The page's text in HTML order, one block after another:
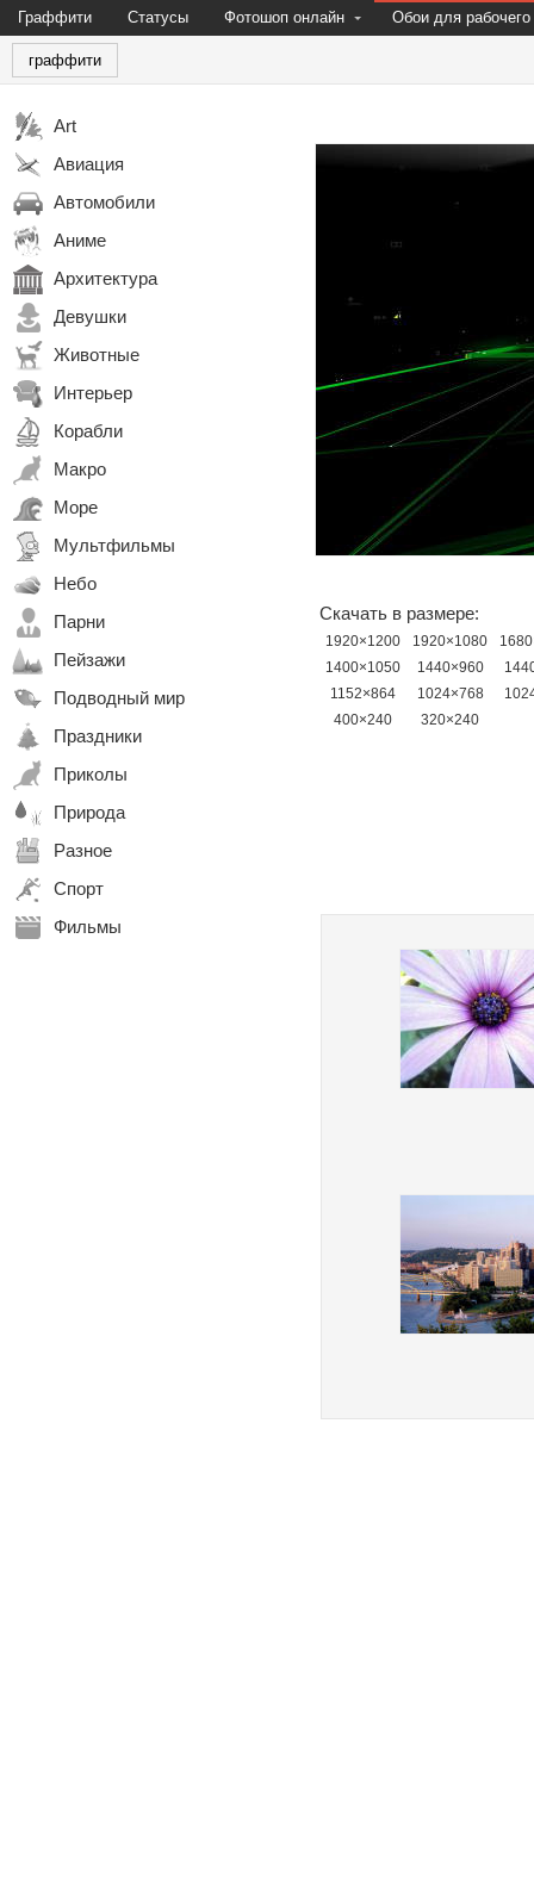
Граффити Статусы Фотошоп онлайн Обои для рабочего
граффити
Art
Авиация
Автомобили
Аниме
Архитектура
Девушки
Животные
Интерьер
Корабли
Макро
Море
Мультфильмы
Небо
Парни
Пейзажи
Подводный мир
Праздники
Приколы
Природа
Разное
Спорт
Фильмы
Скачать в размере:
1920×1200 1920×1080
1400×1050
1440×960
1152×864
1024×768
400×240
320×240